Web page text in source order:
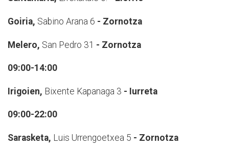
Goiria, Sabino Arana 6 - Zornotza
Melero, San Pedro 31 - Zornotza
09:00-14:00
Irigoien, Bixente Kapanaga 3 - Iurreta
09:00-22:00
Sarasketa, Luis Urrengoetxea 5 - Zornotza